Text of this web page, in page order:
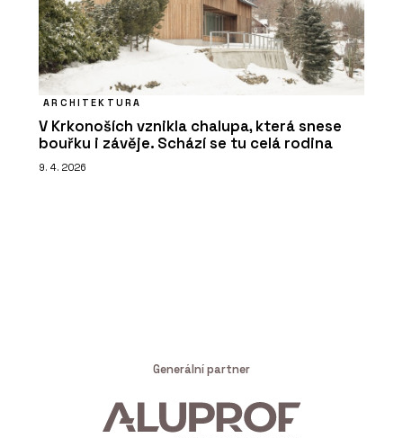
ARCHITEKTURA
V Krkonoších vznikla chalupa, která snese
bouřku i závěje. Schází se tu celá rodina
9. 4. 2026
Generální partner